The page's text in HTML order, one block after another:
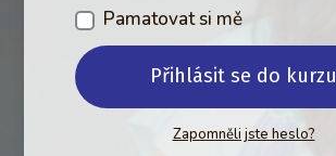
Pamatovat si mě
Přihlásit se do kurzu
Zapomněli jste heslo?